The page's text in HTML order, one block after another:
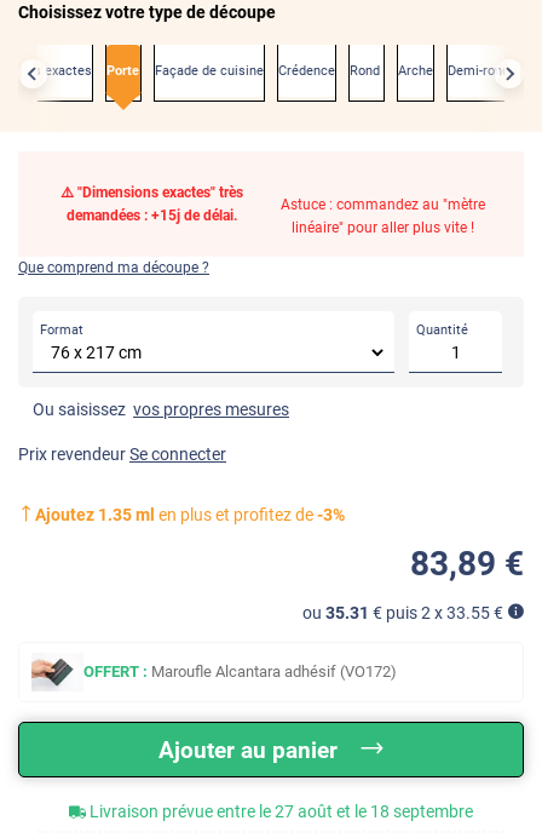
Choisissez votre type de découpe
exactes Porte Façade de cuisine Crédence Rond Arche Demi-rond
⚠️ "Dimensions exactes" très
demandées : +15j de délai.
Astuce : commandez au "mètre
linéaire" pour aller plus vite !
Que comprend ma découpe ?
Format Quantité
Ou saisissez vos propres mesures
Prix revendeurSe connecter
Ajoutez 1.35ml en plus et profitez de-3%
83,89 €
ou 35.31 € puis 2 x33.55€
OFFERT : Maroufle Alcantara adhésif (VO172)
Ajouter au panier
Livraison prévue entre le 27 août et le 18 septembre